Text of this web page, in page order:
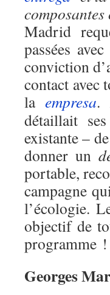
composantes
Madrid
passées
conviction
contact avec
laempresa.
détaillait
existante –
donner un
portable,
campagne
l’écologie.
objectif de
programme !
Georges